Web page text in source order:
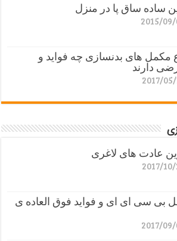
ساده ساق پا در منزل
2015/
مکمل های بدنسازی چه فواید و
دارند
2017/
عادت های لاغری
2017/
بی سی ای ای و فواید فوق العاده ی
2017/